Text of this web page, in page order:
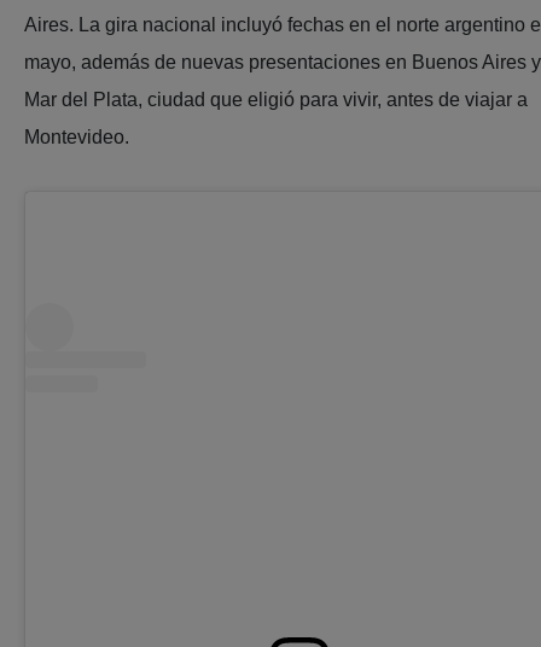
Aires. La gira nacional incluyó fechas en el norte argentino
mayo, además de nuevas presentaciones en Buenos Aires y
Mar del Plata, ciudad que eligió para vivir, antes de viajar a
Montevideo.